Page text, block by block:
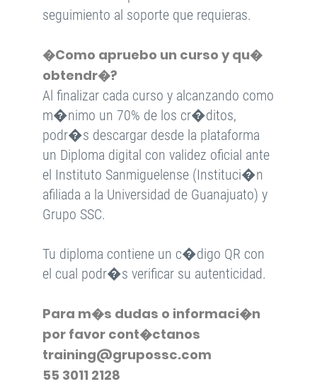
seguimiento al soporte que requieras.
�Como apruebo un curso y qu�
obtendr�?
Al finalizar cada curso y alcanzando como
m�nimo un 70% de los cr�ditos,
podr�s descargar desde la plataforma
un Diploma digital con validez oficial ante
el Instituto Sanmiguelense (Instituci�n
afiliada a la Universidad de Guanajuato) y
Grupo SSC.
Tu diploma contiene un c�digo QR con
el cual podr�s verificar su autenticidad.
Para m�s dudas o informaci�n
por favor cont�ctanos
training@grupossc.com
55 3011 2128